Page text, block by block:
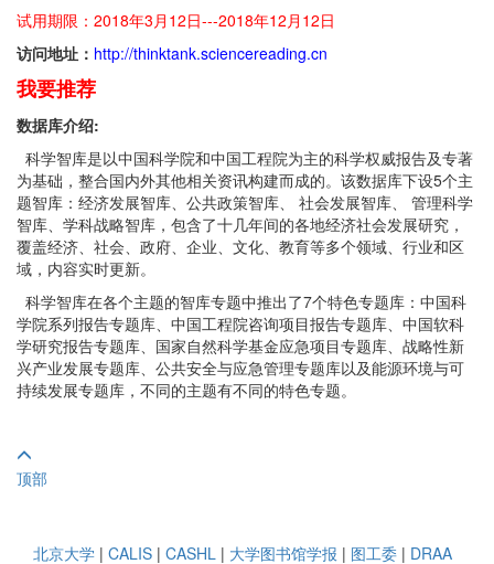
试用期限：2018年3月12日---2018年12月12日
访问地址： http://thinktank.sciencereading.cn
我要推荐
数据库介绍:
科学智库是以中国科学院和中国工程院为主的科学权威报告及专著
为基础，整合国内外其他相关资讯构建而成的。该数据库下设5个主
题智库：经济发展智库、公共政策智库、 社会发展智库、 管理科学
智库、学科战略智库，包含了十几年间的各地经济社会发展研究，
覆盖经济、社会、政府、企业、文化、教育等多个领域、行业和区
域，内容实时更新。
科学智库在各个主题的智库专题中推出了7个特色专题库：中国科
学院系列报告专题库、中国工程院咨询项目报告专题库、中国软科
学研究报告专题库、国家自然科学基金应急项目专题库、战略性新
兴产业发展专题库、公共安全与应急管理专题库以及能源环境与可
持续发展专题库，不同的主题有不同的特色专题。
顶部
北京大学 | CALIS | CASHL | 大学图书馆学报 | 图工委 | DRAA